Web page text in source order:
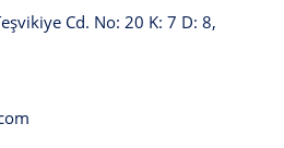
Cd. No: 20 K: 7 D: 8,